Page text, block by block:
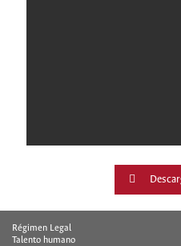
Régimen Legal
Talento humano